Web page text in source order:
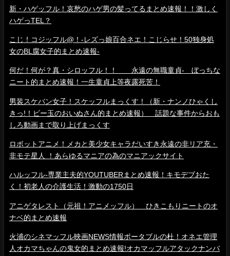
新・ハゲッフル！哀愁のハゲ男の髪ってるまとめ速報！！激しく
ハゲっTEL？
こじ！コジッフル@！-レズっ娘百合ネエ！こじらせ！50独身処
女のBL腐女子的まとめ速報-
何だ！何が？真・シロッフル！！ 永遠の無職童貞- ぼっちな
ニート的まとめ速報！一生童貞上等夜露死苦！
男装スケバン女子！スケッフルまっくす！（新・ナンノひゃくし
きっ!！ビー玉のおいぬさん的まとめ速報） 話題な事件からおも
しろ動画まで取り上げまっくす
ロボットアニメ！メカと美少女キャラだいすき永遠の非リア充・
非モテ星人 ！あらゆるマニアの為のマニアックサイト
ハルッフル-専業主夫的YOUTUBERまとめ速報！キモデブおた
く！初老人の介護生活！激動の1750日
アニゲタレスト（元祖！アニメッフル） ひきこもりニートのオ
ナベ的まとめ速報
火浦のシネマッフル映画NEWS情報ポータブルの杜！オネエ管理
人オカマちゃんの鬼女的まとめ速報!オカマッフルアタックナンバ